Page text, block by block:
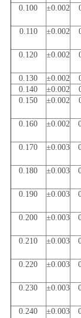
0.100
±0.002
0.110 ±0.002
0.120 ±0.002
0.130 ±0.002
0.140
±0.002
0.150
±0.002
0.160 ±0.002
0.170 ±0.003
0.180 ±0.003
0.190 ±0.003
0.200 ±0.003
0.210 ±0.003
0.220 ±0.003
0.230 ±0.003
0.240 ±0.003